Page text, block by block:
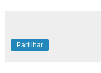
Partilhar